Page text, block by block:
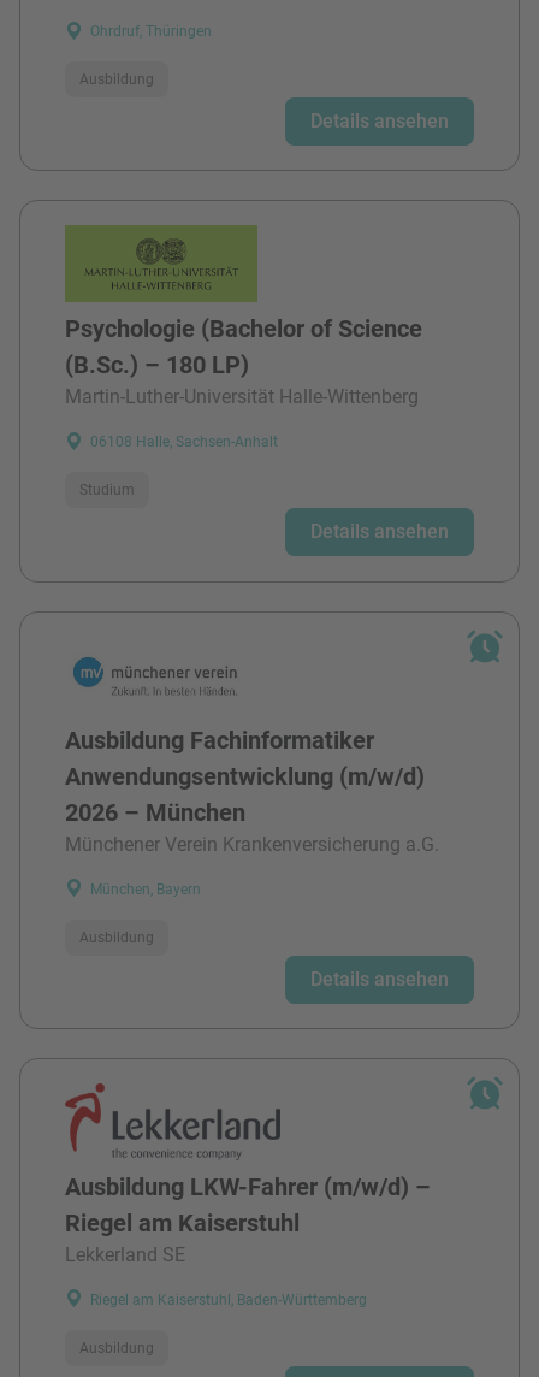
Ohrdruf, Thüringen
Ausbildung
Details ansehen
Psychologie (Bachelor of Science
(B.Sc.) – 180 LP)
Martin-Luther-Universität Halle-Wittenberg
06108 Halle, Sachsen-Anhalt
Studium
Details ansehen
Ausbildung Fachinformatiker
Anwendungsentwicklung (m/w/d)
2026 – München
Münchener Verein Krankenversicherung a.G.
München, Bayern
Ausbildung
Details ansehen
Ausbildung LKW-Fahrer (m/w/d) –
Riegel am Kaiserstuhl
Lekkerland SE
Riegel am Kaiserstuhl, Baden-Württemberg
Ausbildung